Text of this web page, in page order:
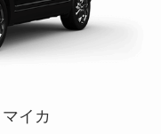
イカ